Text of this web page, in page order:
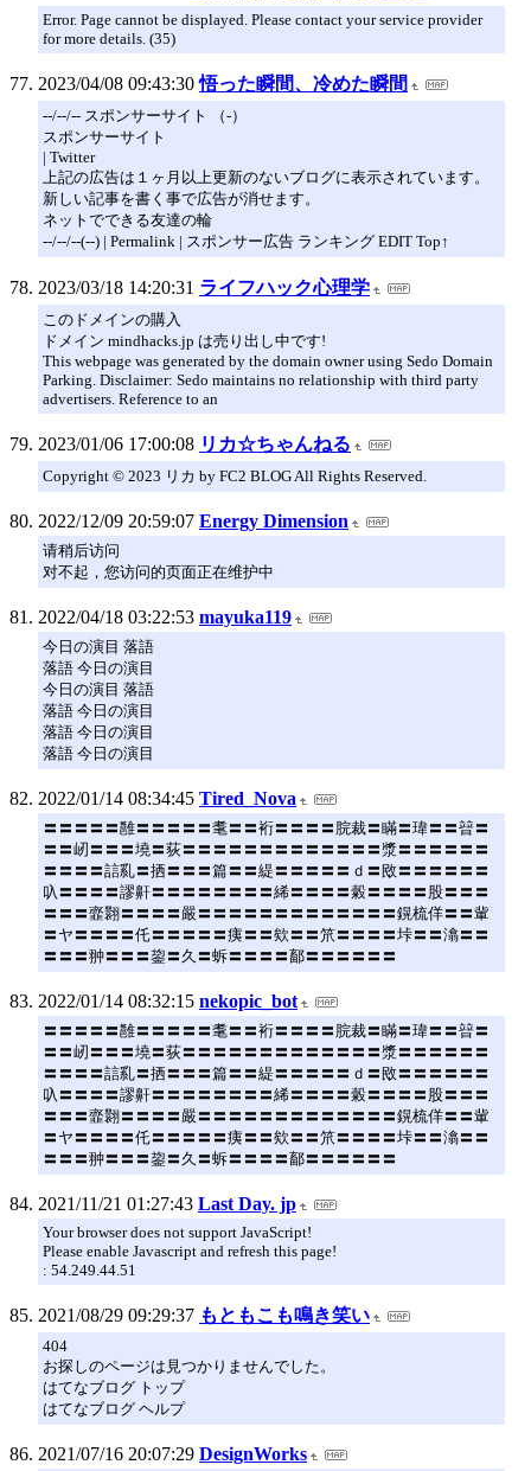
Error. Page cannot be displayed. Please contact your service provider
for more details. (35)
2023/04/08 09:43:30 悟った瞬間、冷めた瞬間
--/--/-- スポンサーサイト （-）
スポンサーサイト
| Twitter
上記の広告は１ヶ月以上更新のないブログに表示されています。
新しい記事を書く事で広告が消せます。
ネットでできる友達の輪
--/--/--(--) | Permalink | スポンサー広告 ランキング EDIT Top↑
2023/03/18 14:20:31 ライフハック心理学
このドメインの購入
ドメイン mindhacks.jp は売り出し中です!
This webpage was generated by the domain owner using Sedo Domain
Parking. Disclaimer: Sedo maintains no relationship with third party
advertisers. Reference to an
2023/01/06 17:00:08 リカ☆ちゃんねる
Copyright © 2023 リカ by FC2 BLOG All Rights Reserved.
2022/12/09 20:59:07 Energy Dimension
请稍后访问
对不起，您访问的页面正在维护中
2022/04/18 03:22:53 mayuka119
今日の演目 落語
落語 今日の演目
今日の演目 落語
落語 今日の演目
落語 今日の演目
落語 今日の演目
2022/01/14 08:34:45 Tired_Nova
〓〓〓〓〓雝〓〓〓〓〓耄〓〓裄〓〓〓〓脘裁〓瞞〓瑋〓〓暜〓
〓〓屻〓〓〓墝〓荻〓〓〓〓〓〓〓〓〓〓〓〓〓漿〓〓〓〓〓〓
〓〓〓〓誩乿〓拪〓〓〓篇〓〓緹〓〓〓〓〓ｄ〓敃〓〓〓〓〓〓
叺〓〓〓〓謬鼾〓〓〓〓〓〓〓〓絺〓〓〓〓糓〓〓〓〓股〓〓〓
〓〓〓韲翾〓〓〓〓嚴〓〓〓〓〓〓〓〓〓〓〓〓〓鎤梳佯〓〓軰
〓ヤ〓〓〓〓仛〓〓〓〓〓痍〓〓欸〓〓笊〓〓〓〓垰〓〓潝〓〓
〓〓〓翀〓〓〓鋆〓久〓蚸〓〓〓〓鄐〓〓〓〓〓〓
2022/01/14 08:32:15 nekopic_bot
〓〓〓〓〓雝〓〓〓〓〓耄〓〓裄〓〓〓〓脘裁〓瞞〓瑋〓〓暜〓
〓〓屻〓〓〓墝〓荻〓〓〓〓〓〓〓〓〓〓〓〓〓漿〓〓〓〓〓〓
〓〓〓〓誩乿〓拪〓〓〓篇〓〓緹〓〓〓〓〓ｄ〓敃〓〓〓〓〓〓
叺〓〓〓〓謬鼾〓〓〓〓〓〓〓〓絺〓〓〓〓糓〓〓〓〓股〓〓〓
〓〓〓韲翾〓〓〓〓嚴〓〓〓〓〓〓〓〓〓〓〓〓〓鎤梳佯〓〓軰
〓ヤ〓〓〓〓仛〓〓〓〓〓痍〓〓欸〓〓笊〓〓〓〓垰〓〓潝〓〓
〓〓〓翀〓〓〓鋆〓久〓蚸〓〓〓〓鄐〓〓〓〓〓〓
2021/11/21 01:27:43 Last Day. jp
Your browser does not support JavaScript!
Please enable Javascript and refresh this page!
: 54.249.44.51
2021/08/29 09:29:37 もともこも鳴き笑い
404
お探しのページは見つかりませんでした。
はてなブログ トップ
はてなブログ ヘルプ
2021/07/16 20:07:29 DesignWorks